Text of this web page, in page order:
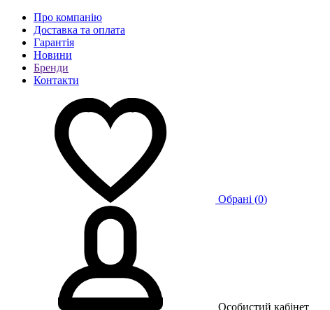
Про компанію
Доставка та оплата
Гарантія
Новини
Бренди
Контакти
Обрані (0)
Особистий кабінет